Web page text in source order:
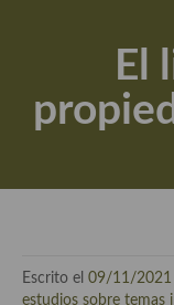
Apuntes, estudios
Aceite de Oliva
El mundo del vino y
El
Escrito el 09/11/2021
estudios sobre temas